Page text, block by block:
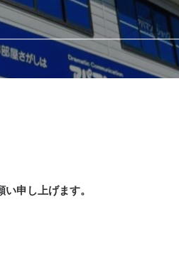
申し上げます。